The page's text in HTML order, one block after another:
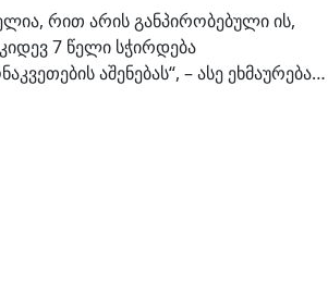
რით არის განპირობებული ის,
7 წელი სჭირდება
აშენებას“, – ასე ეხმაურება…